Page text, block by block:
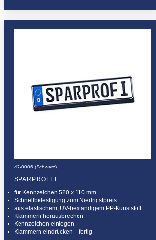
47-0006 (Schwarz)
SPARPROFI I
für Kennzeichen 520 x 110 mm
Schnellbefestigung zum Niedrigstpreis
aus elastischem, UV-beständigem PP-Kunststoff
Klammern herausbrechen
Kennzeichen einlegen
Klammern eindrücken – fertig